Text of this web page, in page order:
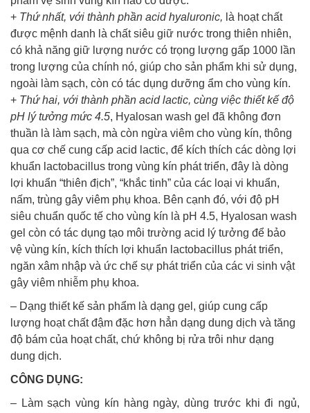
+ Thứ nhất, với thành phần acid hyaluronic, là hoạt chất
được mệnh danh là chất siêu giữ nước trong thiên nhiên,
có khả năng giữ lượng nước có trọng lượng gấp 1000 lần
trong lượng của chính nó, giúp cho sản phẩm khi sử dụng,
ngoài làm sạch, còn có tác dụng dưỡng ẩm cho vùng kín.
+ Thứ hai, với thành phần acid lactic, cùng việc thiết kế độ
pH lý tưởng mức 4.5, Hyalosan wash gel đã không đơn
thuần là làm sạch, mà còn ngừa viêm cho vùng kín, thông
qua cơ chế cung cấp acid lactic, để kích thích các dòng lợi
khuẩn lactobacillus trong vùng kín phát triển, đây là dòng
lợi khuẩn “thiên địch”, “khắc tinh” của các loại vi khuẩn,
nấm, trùng gây viêm phụ khoa. Bên cạnh đó, với độ pH
siêu chuẩn quốc tế cho vùng kín là pH 4.5, Hyalosan wash
gel còn có tác dụng tạo môi trường acid lý tưởng để bảo
vệ vùng kín, kích thích lợi khuẩn lactobacillus phát triển,
ngăn xâm nhập và ức chế sự phát triển của các vi sinh vật
gây viêm nhiễm phụ khoa.
– Dạng thiết kế sản phẩm là dạng gel, giúp cung cấp
lượng hoạt chất đậm đặc hơn hẳn dạng dung dịch và tăng
độ bám của hoạt chất, chứ không bị rửa trôi như dạng
dung dịch.
CÔNG DỤNG:
– Làm sạch vùng kín hàng ngày, dùng trước khi đi ngủ,